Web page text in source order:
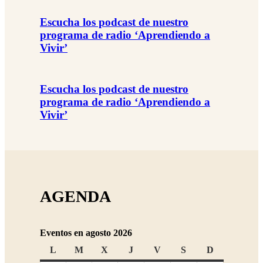
Escucha los podcast de nuestro
programa de radio ‘Aprendiendo a
Vivir’
Escucha los podcast de nuestro
programa de radio ‘Aprendiendo a
Vivir’
AGENDA
Eventos en agosto 2026
L lunesMmartes
X miércoles
JjuevesVviernes
S sábado
D